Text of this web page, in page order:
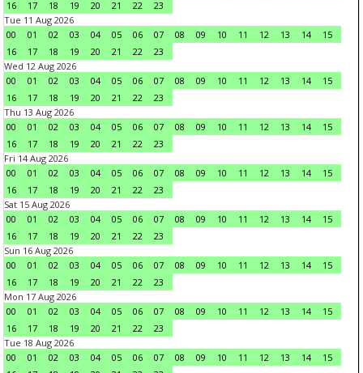
16
17 18 19 20 21 22
23
Tue 11 Aug 2026
00
01 02 03 04 05 06 07 08 09 10 11 12 13 14
15
16
17 18 19 20 21 22
23
Wed 12 Aug 2026
00
01 02 03 04 05 06 07 08 09 10 11 12 13 14
15
16
17 18 19 20 21 22
23
Thu 13 Aug 2026
00
01 02 03 04 05 06 07 08 09 10 11 12 13 14
15
16
17 18 19 20 21 22
23
Fri 14 Aug 2026
00
01 02 03 04 05 06 07 08 09 10 11 12 13 14
15
16
17 18 19 20 21 22
23
Sat 15 Aug 2026
00
01 02 03 04 05 06 07 08 09 10 11 12 13 14
15
16
17 18 19 20 21 22
23
Sun 16 Aug 2026
00
01 02 03 04 05 06 07 08 09 10 11 12 13 14
15
16
17 18 19 20 21 22
23
Mon 17 Aug 2026
00
01 02 03 04 05 06 07 08 09 10 11 12 13 14
15
16
17 18 19 20 21 22
23
Tue 18 Aug 2026
00
01 02 03 04 05 06 07 08 09 10 11 12 13 14
15